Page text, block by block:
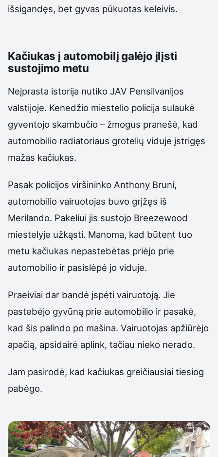
išsigandęs, bet gyvas pūkuotas keleivis.
Kačiukas į automobilį galėjo įlįsti
sustojimo metu
Neįprasta istorija nutiko JAV Pensilvanijos
valstijoje. Kenedžio miestelio policija sulaukė
gyventojo skambučio – žmogus pranešė, kad
automobilio radiatoriaus grotelių viduje įstrigęs
mažas kačiukas.
Pasak policijos viršininko Anthony Bruni,
automobilio vairuotojas buvo grįžęs iš
Merilando. Pakeliui jis sustojo Breezewood
miestelyje užkąsti. Manoma, kad būtent tuo
metu kačiukas nepastebėtas priėjo prie
automobilio ir pasislėpė jo viduje.
Praeiviai dar bandė įspėti vairuotoją. Jie
pastebėjo gyvūną prie automobilio ir pasakė,
kad šis palindo po mašina. Vairuotojas apžiūrėjo
apačią, apsidairė aplink, tačiau nieko nerado.
Jam pasirodė, kad kačiukas greičiausiai tiesiog
pabėgo.